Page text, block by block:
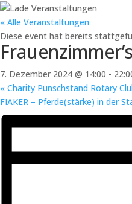
« Alle Veranstaltungen
Diese event hat bereits
7. Dezember 2024 @ 14:00 -
« Charity Punschstand Rotary
FIAKER – Pferde(stärke) in der